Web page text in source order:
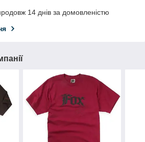
14 днів за домовленістю